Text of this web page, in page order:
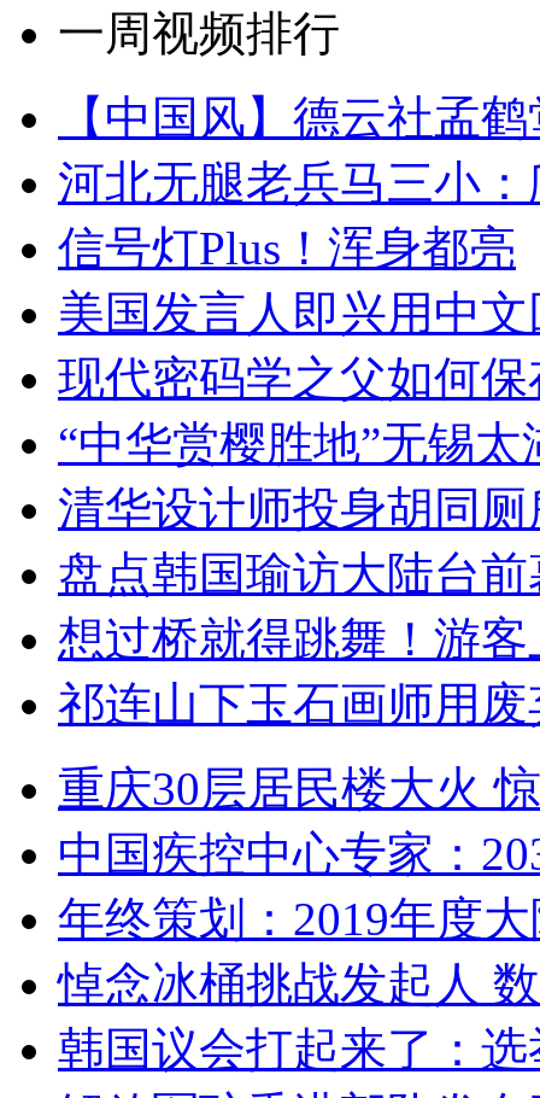
一周视频排行
【中国风】德云社孟
河北无腿老兵马三小
信号灯Plus！浑身都亮
美国发言人即兴用中
现代密码学之父如何
“中华赏樱胜地”无锡
清华设计师投身胡同
盘点韩国瑜访大陆台
想过桥就得跳舞！游客
祁连山下玉石画师用
重庆30层居民楼大火
中国疾控中心专家：
年终策划：2019年度
悼念冰桶挑战发起人
韩国议会打起来了：